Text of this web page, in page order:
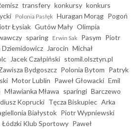
transfery konkursy konkurs
Polonia Pasłęk Huragan Morąg Pogoń
Łysiak Gutów Mały Olimpia
sparing Erwin Sak Pasym Piotr
Jarocin Michał
Jacek Czałpiński stomil.olsztyn.pl
Bydgoszcz Polonia Bytom Patryk
Motor Lublin Paweł Głowacki Emil
Mławianka Mława sparingi Barczewo
Koprucki Tęcza Biskupiec Arka
Białystok Piotr Wypniewski
Łódzki Klub Sportowy Paweł